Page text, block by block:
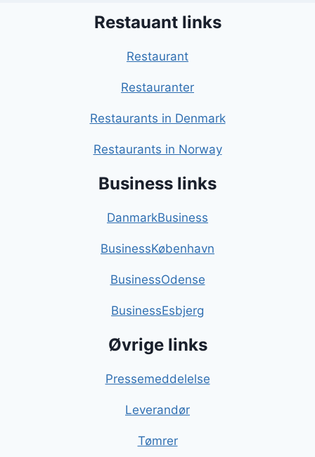
Restauant links
Restaurant
Restauranter
Restaurants in Denmark
Restaurants in Norway
Business links
DanmarkBusiness
BusinessKøbenhavn
BusinessOdense
BusinessEsbjerg
Øvrige links
Pressemeddelelse
Leverandør
Tømrer